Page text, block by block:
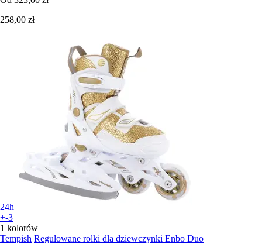
258,00 zł
24h
+-3
1 kolorów
Tempish Regulowane rolki dla dziewczynki Enbo Duo